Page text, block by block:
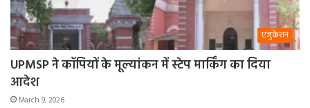
एजुकेशन
UPMSP ने कॉपियों के मूल्यांकन में स्टेप मार्किंग का दिया
आदेश
March 9, 2026